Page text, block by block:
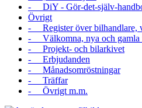
- DiY - Gör-det-själv-
Övrigt
- Register över bilhandlare,
- Välkomna, nya och gamla
- Projekt- och bilarkivet
- Erbjudanden
- Månadsomröstningar
- Träffar
- Övrigt m.m.